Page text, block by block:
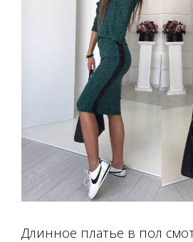
Длинное платье в пол